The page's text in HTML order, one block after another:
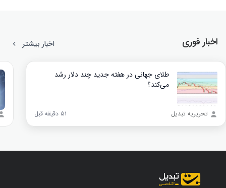
اخبار فوری اخبار بیشتر
طلای جهانی در هفته جدید چند دلار رشد
می‌کند؟
تحریریه تبدیل ۵۱ دقیقه قبل